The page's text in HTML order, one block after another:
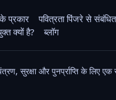
प्रकार पवित्रता पिंजरे से
क्यों है?
ब्लॉग
सुरक्षा और पुनर्प्राप्ति के लिए